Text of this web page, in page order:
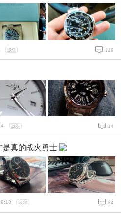
波尔 119
波尔 14
是真的战火勇士
波尔 34